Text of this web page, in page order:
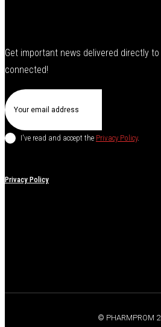
Get important news delivered directly
connected!
I've read and accept the Privacy Policy.
Privacy Policy
© PHARMPROM